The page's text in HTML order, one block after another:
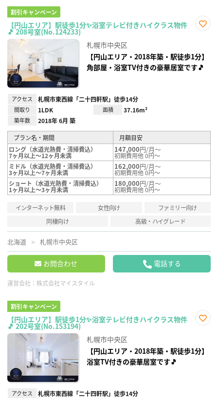
割引キャンペーン
【円山エリア】駅徒歩1分✨浴室テレビ付きハイクラス物件
🎵 208号室(No.124233)
録
札幌市中央区
【円山エリア・2018年築・駅徒歩1分】
角部屋・浴室TV付きの豪華居室です🎵
アクセス 札幌市東西線「二十四軒駅」徒歩14分
間取り 1LDK 面積 37.16m²
築年数 2018年 6月 築
プラン名・期間
月額目安
ロング（水道光熱費・清掃費込）
7ヶ月以上～12ヶ月未満
147,000円/月～
初期費用他 0円～
ミドル（水道光熱費・清掃費込）
3ヶ月以上～7ヶ月未満
162,000円/月～
初期費用他 0円～
ショート（水道光熱費・清掃費込）
1ヶ月以上～3ヶ月未満
180,000円/月～
初期費用他 0円～
インターネット無料 女性向け
ファミリー向け
同棲向け
高級・ハイグレード
北海道 札幌市中央区
お問合わせ 電話する
運営会社： 株式会社マイスタイル
割引キャンペーン
【円山エリア】駅徒歩1分✨浴室テレビ付きハイクラス物件
🎵 202号室(No.153194)
録
札幌市中央区
【円山エリア・2018年築・駅徒歩1分】
浴室TV付きの豪華居室です🎵
アクセス 札幌市東西線「二十四軒駅」徒歩14分